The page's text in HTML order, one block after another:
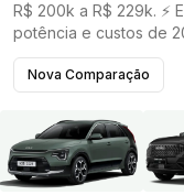
R$ 200k a R$ 229k. ⚡
potência e custos de
Nova Comparação